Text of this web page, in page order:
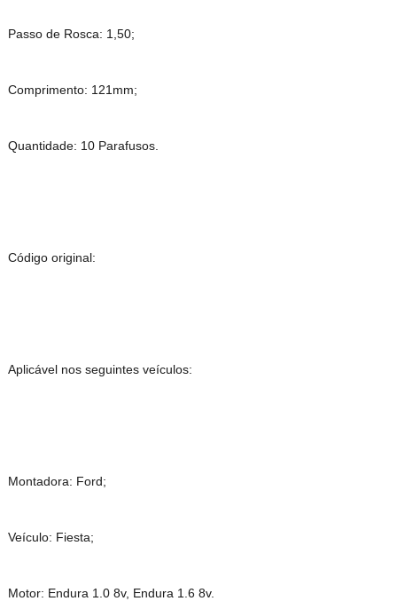
Passo de Rosca: 1,50;
Comprimento: 121mm;
Quantidade: 10 Parafusos.
Código original:
Aplicável nos seguintes veículos:
Montadora: Ford;
Veículo: Fiesta;
Motor: Endura 1.0 8v, Endura 1.6 8v.